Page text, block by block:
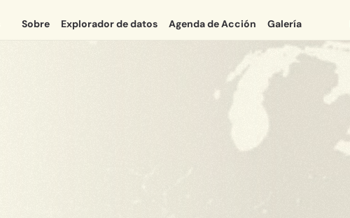
Sobre Explorador de datos Agenda de Acción Galería